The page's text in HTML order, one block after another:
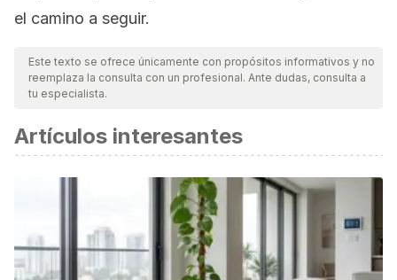
el camino a seguir.
Este texto se ofrece únicamente con propósitos informativos y no
reemplaza la consulta con un profesional. Ante dudas, consulta a
tu especialista.
Artículos interesantes